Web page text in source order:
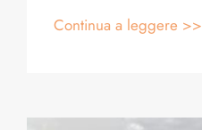
Continua a leggere >>